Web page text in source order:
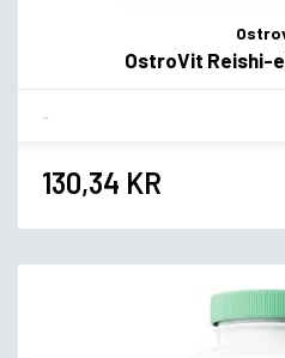
OstroVit Reishi-
130,34 KR